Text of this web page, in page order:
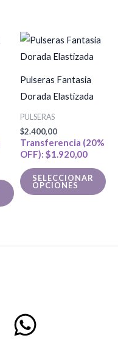
Pulseras Fantasia
Dorada Elastizada
PULSERAS
$2.400,00
Transferencia (20%
OFF): $1.920,00
SELECCIONAR
OPCIONES